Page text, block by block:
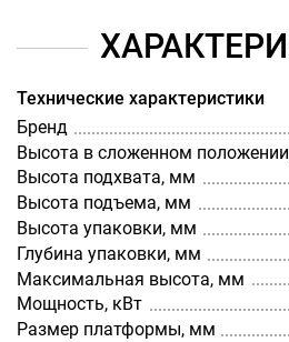
Технические характеристики
Бренд
Высота в сложенном
Высота подхвата, мм
Высота подъема, мм
Высота упаковки, мм
Глубина упаковки, мм
Максимальная высота, мм
Мощность, кВт
Размер платформы, мм